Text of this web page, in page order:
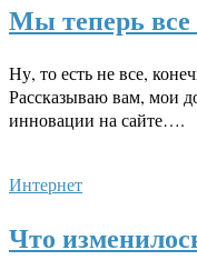
Мы теперь
Ну, то есть не все,
Рассказываю вам, мои
инновации на сайте….
Интернет
Что